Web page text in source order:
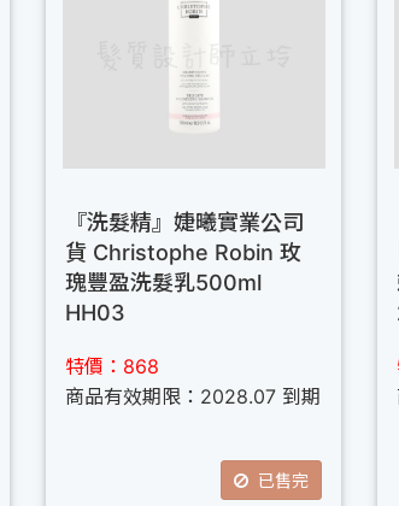
『洗髮精』婕曦實業公司
貨 Christophe Robin 玫
瑰豐盈洗髮乳500ml
HH03
特價：868
商品有效期限：2028.07 到期
已售完